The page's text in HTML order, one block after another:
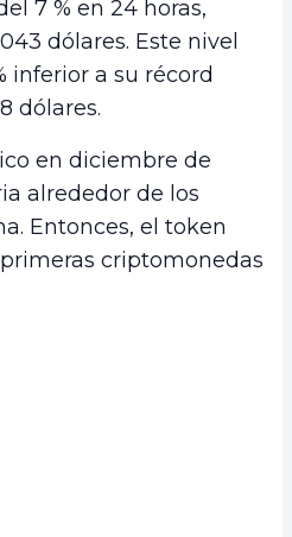
7 % en 24 horas,
dólares. Este nivel
inferior a su récord
dólares.
en diciembre de
alrededor de los
Entonces, el token
criptomonedas